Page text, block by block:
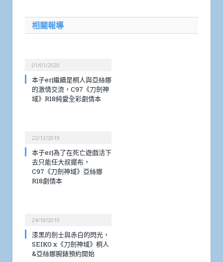
相關報導
01/01/2020
本子er|繼續是桐人與亞絲娜
的激情交流，C97《刀劍神
域》R18純愛全彩劇情本
22/12/2019
本子er|為了在死亡遊戲活下
去只能任大叔擺布，
C97《刀劍神域》亞絲娜
R18劇情本
24/10/2019
漆黑的劍士與赤白的閃光，
SEIKO x《刀劍神域》桐人
&亞絲娜腕錶預約開始